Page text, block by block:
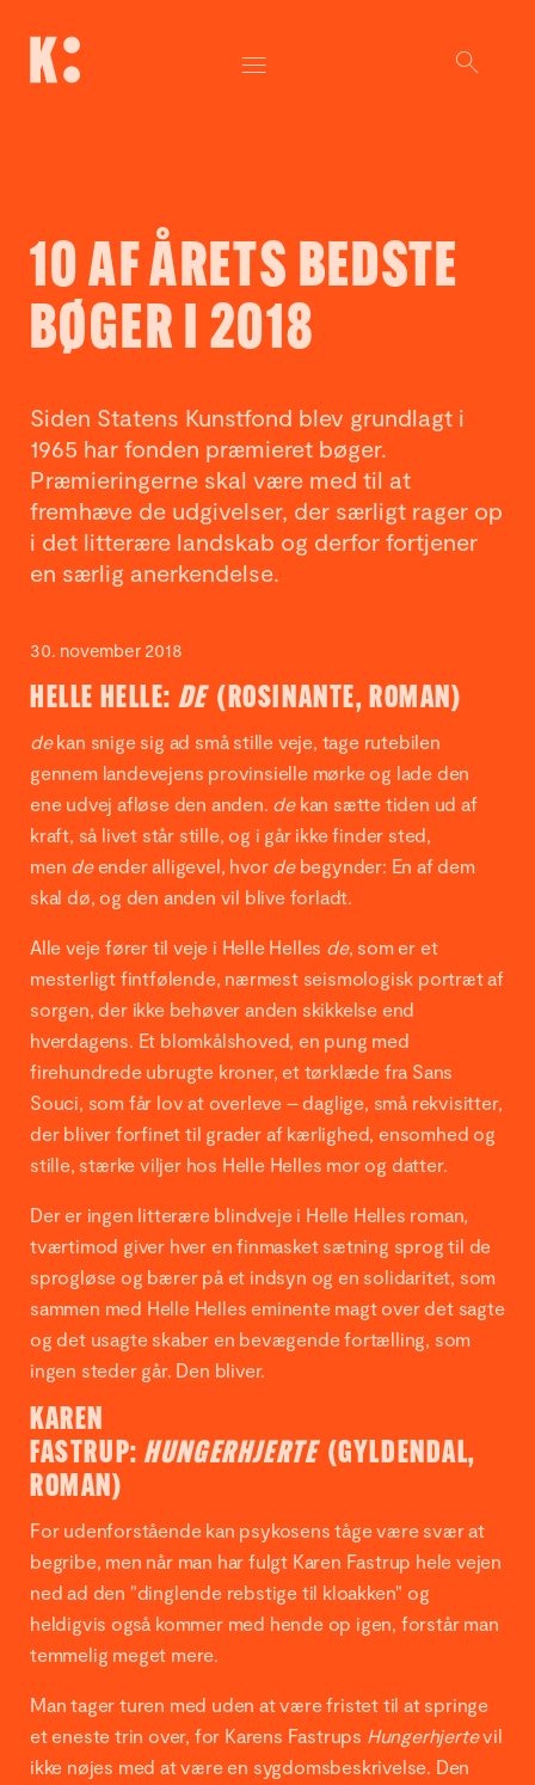
10 AF ÅRETS BEDSTE
BØGER I 2018
Siden Statens Kunstfond blev grundlagt i
1965 har fonden præmieret bøger.
Præmieringerne skal være med til at
fremhæve de udgivelser, der særligt rager op
i det litterære landskab og derfor fortjener
en særlig anerkendelse.
30. november 2018
HELLE HELLE: DE (ROSINANTE, ROMAN)
dekan snige sig ad små stille veje, tage rutebilen
gennem landevejens provinsielle mørke og lade den
ene udvej afløse den anden. dekan sætte tiden ud af
kraft, så livet står stille, og i går ikke finder sted,
men deender alligevel, hvor debegynder: En af dem
skal dø, og den anden vil blive forladt.
Alle veje fører til veje i Helle Helles de, som er et
mesterligt fintfølende, nærmest seismologisk portræt af
sorgen, der ikke behøver anden skikkelse end
hverdagens. Et blomkålshoved, en pung med
firehundrede ubrugte kroner, et tørklæde fra Sans
Souci, som får lov at overleve – daglige, små rekvisitter,
der bliver forfinet til grader af kærlighed, ensomhed og
stille, stærke viljer hos Helle Helles mor og datter.
Der er ingen litterære blindveje i Helle Helles roman,
tværtimod giver hver en finmasket sætning sprog til de
sprogløse og bærer på et indsyn og en solidaritet, som
sammen med Helle Helles eminente magt over det sagte
og det usagte skaber en bevægende fortælling, som
ingen steder går. Den bliver.
KAREN
FASTRUP:HUNGERHJERTE (GYLDENDAL,
ROMAN)
For udenforstående kan psykosens tåge være svær at
begribe, men når man har fulgt Karen Fastrup hele vejen
ned ad den "dinglende rebstige til kloakken" og
heldigvis også kommer med hende op igen, forstår man
temmelig meget mere.
Man tager turen med uden at være fristet til at springe
et eneste trin over, for Karens Fastrups Hungerhjertevil
ikke nøjes med at være en sygdomsbeskrivelse. Den